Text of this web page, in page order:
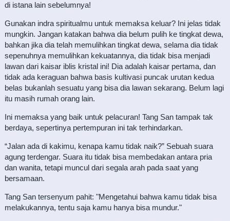
di istana lain sebelumnya!
Gunakan indra spiritualmu untuk memaksa keluar? Ini jelas tidak
mungkin. Jangan katakan bahwa dia belum pulih ke tingkat dewa,
bahkan jika dia telah memulihkan tingkat dewa, selama dia tidak
sepenuhnya memulihkan kekuatannya, dia tidak bisa menjadi
lawan dari kaisar iblis kristal ini! Dia adalah kaisar pertama, dan
tidak ada keraguan bahwa basis kultivasi puncak urutan kedua
belas bukanlah sesuatu yang bisa dia lawan sekarang. Belum lagi
itu masih rumah orang lain.
Ini memaksa yang baik untuk pelacuran! Tang San tampak tak
berdaya, sepertinya pertempuran ini tak terhindarkan.
“Jalan ada di kakimu, kenapa kamu tidak naik?” Sebuah suara
agung terdengar. Suara itu tidak bisa membedakan antara pria
dan wanita, tetapi muncul dari segala arah pada saat yang
bersamaan.
Tang San tersenyum pahit: "Mengetahui bahwa kamu tidak bisa
melakukannya, tentu saja kamu hanya bisa mundur."